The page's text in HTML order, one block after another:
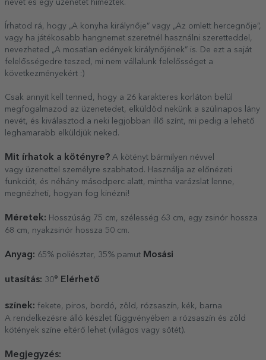
nevét és egy üzenetet hímeztek.
Írhatod rá, hogy „A konyha királynője” vagy „Az omlett hercegnője”,
vagy ha játékosabb hangnemet szeretnél használni szeretteddel,
nevezheted „A mosatlan edények királynőjének” is. De ezt a saját
felelősségedre teszed, mi nem vállalunk felelősséget a
következményekért :)
Csak annyit kell tenned, hogy a 26 karakteres korláton belül
megfogalmazod az üzenetedet, elküldöd nekünk a szülinapos lány
nevét, és kiválasztod a neki legjobban illő színt, mi pedig a lehető
leghamarabb elküldjük neked.
Mit írhatok a kötényre? A kötényt bármilyen névvel
vagy üzenettel személyre szabhatod. Használja az előnézeti
funkciót, és néhány másodperc alatt, mintha varázslat lenne,
megnézheti, hogyan fog kinézni!
Méretek: Hosszúság 75 cm, szélesség 63 cm, egy zsinór hossza
68 cm, nyakzsinór hossza 50 cm.
Anyag: 65% poliészter, 35% pamut Mosási
utasítás: 30° Elérhető
színek: fekete, piros, bordó, zöld, rózsaszín, kék, barna
A rendelkezésre álló készlet függvényében a rózsaszín és zöld
kötények színe eltérő lehet (világos vagy sötét).
Megjegyzés: